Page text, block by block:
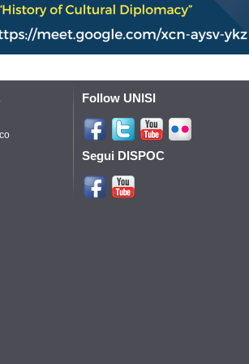
Follow UNISI
Segui DISPOC